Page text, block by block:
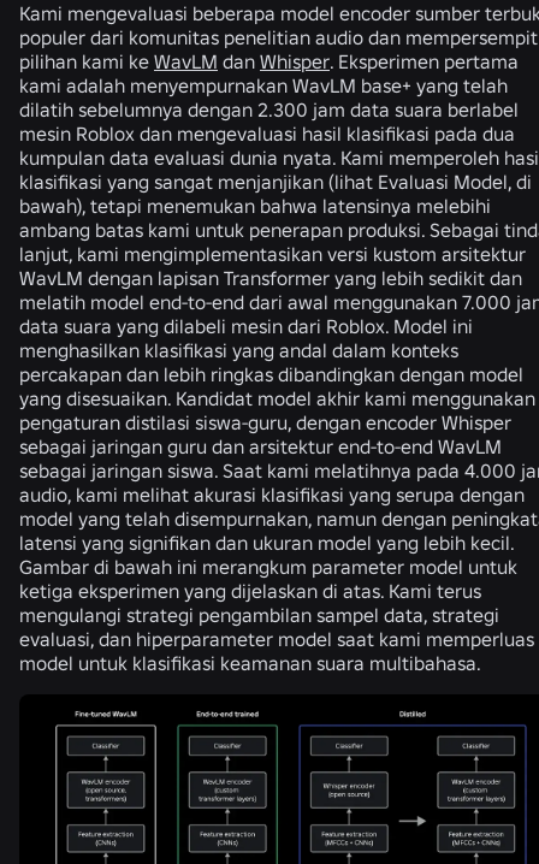
Kami mengevaluasi beberapa model encoder sumber
populer dari komunitas penelitian audio dan mempersempit
pilihan kami ke WavLM dan Whisper. Eksperimen pertama
kami adalah menyempurnakan WavLM base+ yang telah
dilatih sebelumnya dengan 2.300 jam data suara berlabel
mesin Roblox dan mengevaluasi hasil klasifikasi pada dua
kumpulan data evaluasi dunia nyata. Kami memperoleh
klasifikasi yang sangat menjanjikan (lihat Evaluasi Model, di
bawah), tetapi menemukan bahwa latensinya melebihi
ambang batas kami untuk penerapan produksi. Sebagai
lanjut, kami mengimplementasikan versi kustom arsitektur
WavLM dengan lapisan Transformer yang lebih sedikit dan
melatih model end-to-end dari awal menggunakan 7.000
data suara yang dilabeli mesin dari Roblox. Model ini
menghasilkan klasifikasi yang andal dalam konteks
percakapan dan lebih ringkas dibandingkan dengan model
yang disesuaikan. Kandidat model akhir kami menggunakan
pengaturan distilasi siswa-guru, dengan encoder Whisper
sebagai jaringan guru dan arsitektur end-to-end WavLM
sebagai jaringan siswa. Saat kami melatihnya pada 4.000
audio, kami melihat akurasi klasifikasi yang serupa dengan
model yang telah disempurnakan, namun dengan
latensi yang signifikan dan ukuran model yang lebih kecil.
Gambar di bawah ini merangkum parameter model untuk
ketiga eksperimen yang dijelaskan di atas. Kami terus
mengulangi strategi pengambilan sampel data, strategi
evaluasi, dan hiperparameter model saat kami memperluas
model untuk klasifikasi keamanan suara multibahasa.